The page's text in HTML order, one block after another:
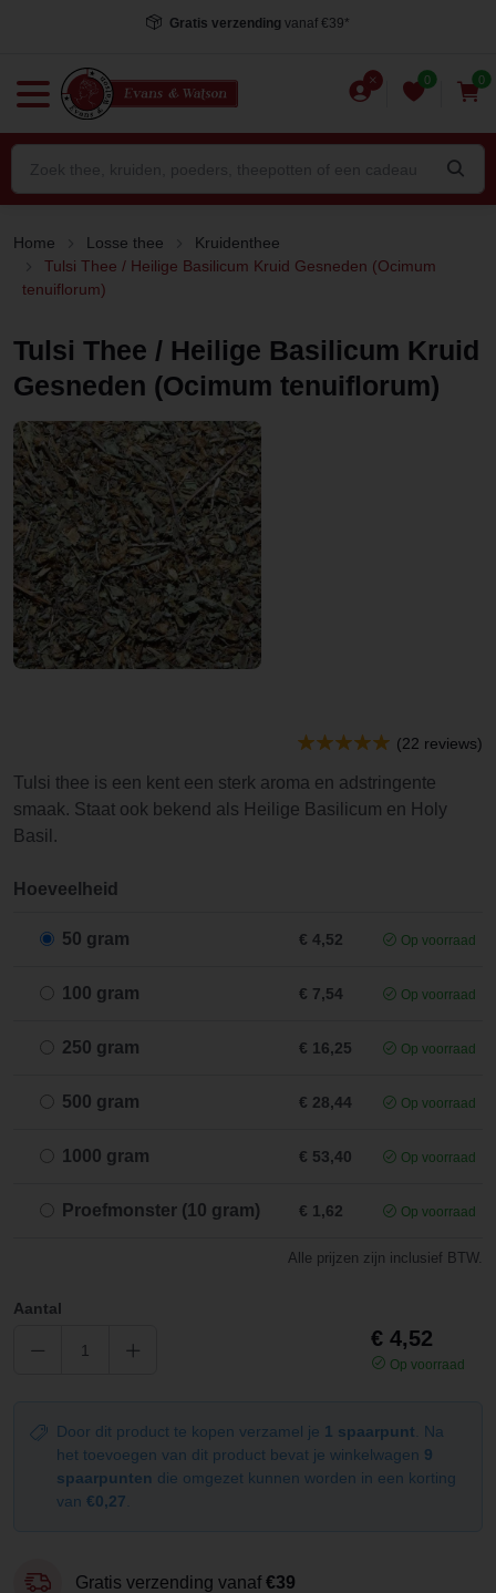
Voor 15.00 uur besteld, dezelfde dag verstuurd*
0 0
Home Losse thee
Kruidenthee
Tulsi Thee / Heilige Basilicum Kruid Gesneden (Ocimum
tenuiflorum)
Tulsi Thee / Heilige Basilicum Kruid
Gesneden (Ocimum tenuiflorum)
(22 reviews)
Tulsi thee is een kent een sterk aroma en adstringente
smaak. Staat ook bekend als Heilige Basilicum en Holy
Basil.
Hoeveelheid
50 gram € 4,52 Op voorraad
100 gram € 7,54 Op voorraad
250 gram € 16,25 Op voorraad
500 gram € 28,44 Op voorraad
1000 gram € 53,40 Op voorraad
Proefmonster (10 gram) € 1,62 Op voorraad
Alle prijzen zijn inclusief BTW.
Aantal
€ 4,52
Op voorraad
Door dit product te kopen verzamel je 1 spaarpunt . Na
het toevoegen van dit product bevat je winkelwagen 9
spaarpunten die omgezet kunnen worden in een korting
van €0,27
Gratis verzending vanaf €39